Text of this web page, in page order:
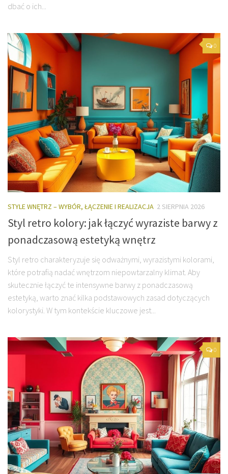
dbać o ich...
0
STYLE WNĘTRZ – WYBÓR, ŁĄCZENIE I REALIZACJA 2 SIERPNIA 2026
Styl retro kolory: jak łączyć wyraziste barwy z
ponadczasową estetyką wnętrz
Styl retro charakteryzuje się odważnymi, wyrazistymi kolorami,
które potrafią nadać wnętrzom niepowtarzalny klimat. Aby
skutecznie łączyć te intensywne barwy z ponadczasową
estetyką, warto znać kilka podstawowych zasad dotyczących
kolorystyki. W tym kontekście kluczowe jest...
0